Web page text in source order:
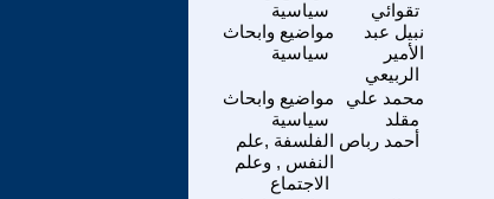
سياسية
تقوائي
مواضيع وابحاث
سياسية
نبيل عبد
الأمير
الربيعي
مواضيع وابحاث
سياسية
محمد علي
مقلد
الفلسفة ,علم
النفس , وعلم
الاجتماع
أحمد رباص